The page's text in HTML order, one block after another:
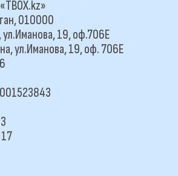
010000
19, оф.706Е
ул.Иманова, 19, оф. 706Е